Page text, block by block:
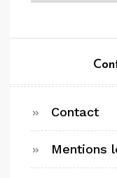
Contact
Mentions